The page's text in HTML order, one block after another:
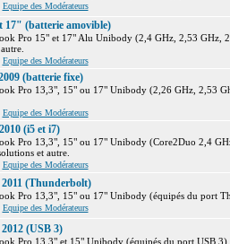
Equipe des Modérateurs
17" (batterie amovible)
Pro 15" et 17" Alu Unibody (2,4 GHz, 2,53 GHz,
Equipe des Modérateurs
(batterie fixe)
Pro 13,3", 15" ou 17" Unibody (2,26 GHz, 2,53
Equipe des Modérateurs
(i5 et i7)
Pro 13,3", 15" ou 17" Unibody (Core2Duo 2,4
et autre.
Equipe des Modérateurs
(Thunderbolt)
Pro 13,3", 15" ou 17" Unibody (équipés du port
Equipe des Modérateurs
(USB 3)
Pro 13,3" et 15" Unibody (équipés du port USB